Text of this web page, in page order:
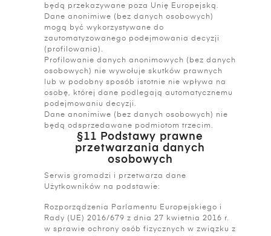
będą przekazywane poza Unię Europejską.
Dane anonimiwe (bez danych osobowych)
mogą być wykorzystywane do
zautomatyzowanego podejmowania decyzji
(profilowania).
Profilowanie danych anonimowych (bez danych
osobowych) nie wywołuje skutków prawnych
lub w podobny sposób istotnie nie wpływa na
osobę, której dane podlegają automatycznemu
podejmowaniu decyzji.
Dane anonimiwe (bez danych osobowych) nie
będą odsprzedawane podmiotom trzecim.
§11 Podstawy prawne
przetwarzania danych
osobowych
Serwis gromadzi i przetwarza dane
Użytkowników na podstawie:
Rozporządzenia Parlamentu Europejskiego i
Rady (UE) 2016/679 z dnia 27 kwietnia 2016 r.
w sprawie ochrony osób fizycznych w związku z